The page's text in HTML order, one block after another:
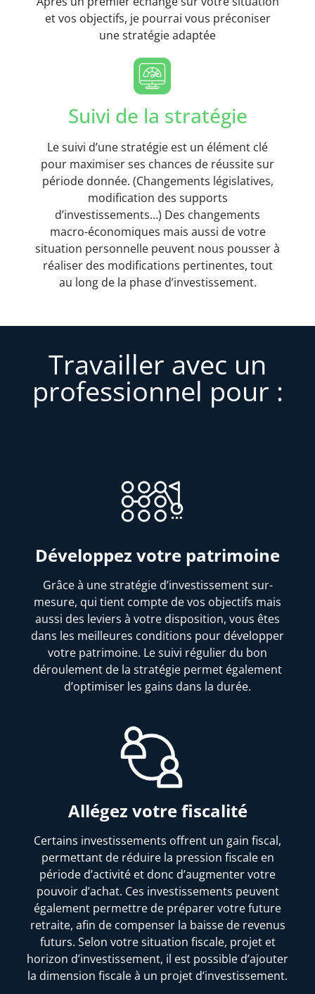
et vos objectifs, je pourrai vous préconiser
une stratégie adaptée
Suivi de la stratégie
Le suivi d’une stratégie est un élément clé
pour maximiser ses chances de réussite sur
période donnée. (Changements législatives,
modification des supports
d’investissements…) Des changements
macro-économiques mais aussi de votre
situation personnelle peuvent nous pousser à
réaliser des modifications pertinentes, tout
au long de la phase d’investissement.
Travailler avec un
professionnel pour :
Développez votre patrimoine
Grâce à une stratégie d’investissement sur-
mesure, qui tient compte de vos objectifs mais
aussi des leviers à votre disposition, vous êtes
dans les meilleures conditions pour développer
votre patrimoine. Le suivi régulier du bon
déroulement de la stratégie permet également
d’optimiser les gains dans la durée.
Allégez votre fiscalité
Certains investissements offrent un gain fiscal,
permettant de réduire la pression fiscale en
période d’activité et donc d’augmenter votre
pouvoir d’achat. Ces investissements peuvent
également permettre de préparer votre future
retraite, afin de compenser la baisse de revenus
futurs. Selon votre situation fiscale, projet et
horizon d’investissement, il est possible d’ajouter
la dimension fiscale à un projet d’investissement.